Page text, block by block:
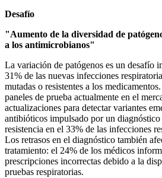
Desafío
"Aumento de la diversidad de
a los antimicrobianos"
La variación de patógenos es un desafío
31% de las nuevas infecciones
mutadas o resistentes a los
paneles de prueba actualmente en el
actualizaciones para detectar variantes
antibióticos impulsado por un
resistencia en el 33% de las infecciones
Los retrasos en el diagnóstico también
tratamiento: el 24% de los médicos
prescripciones incorrectas debido a la
pruebas respiratorias.